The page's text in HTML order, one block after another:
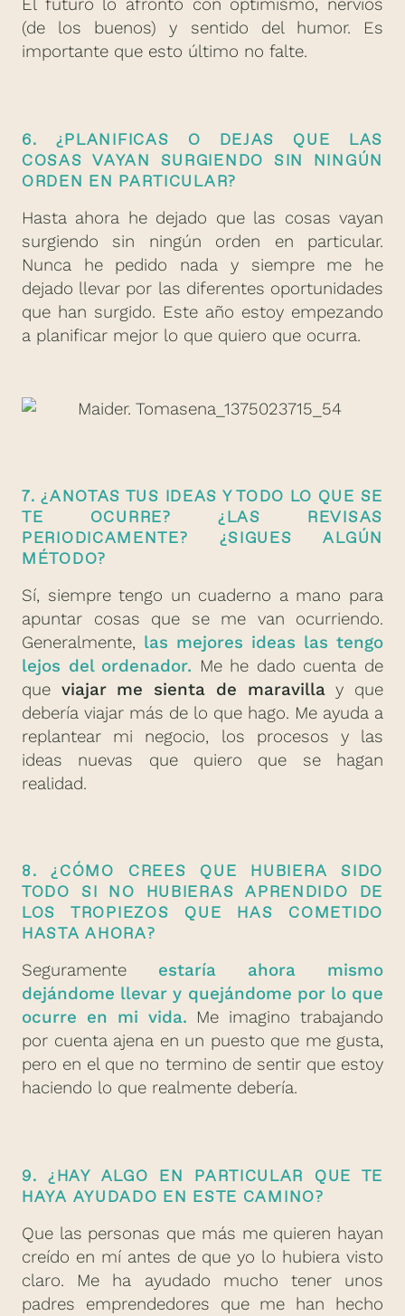
El futuro lo afronto con optimismo, nervios
(de los buenos) y sentido del humor. Es
importante que esto último no falte.
6. ¿PLANIFICAS O DEJAS QUE LAS
COSAS VAYAN SURGIENDO SIN NINGÚN
ORDEN EN PARTICULAR?
Hasta ahora he dejado que las cosas vayan
surgiendo sin ningún orden en particular.
Nunca he pedido nada y siempre me he
dejado llevar por las diferentes oportunidades
que han surgido. Este año estoy empezando
a planificar mejor lo que quiero que ocurra.
7. ¿ANOTAS TUS IDEAS Y TODO LO QUE SE
TE OCURRE? ¿LAS REVISAS
PERIODICAMENTE? ¿SIGUES ALGÚN
MÉTODO?
Sí, siempre tengo un cuaderno a mano para
apuntar cosas que se me van ocurriendo.
Generalmente, las mejores ideas las tengo
lejos del ordenador. Me he dado cuenta de
que viajar me sienta de maravillay que
debería viajar más de lo que hago. Me ayuda a
replantear mi negocio, los procesos y las
ideas nuevas que quiero que se hagan
realidad.
8. ¿CÓMO CREES QUE HUBIERA SIDO
TODO SI NO HUBIERAS APRENDIDO DE
LOS TROPIEZOS QUE HAS COMETIDO
HASTA AHORA?
Seguramente estaría ahora mismo
dejándome llevar y quejándome por lo que
ocurre en mi vida. Me imagino trabajando
por cuenta ajena en un puesto que me gusta,
pero en el que no termino de sentir que estoy
haciendo lo que realmente debería.
9. ¿HAY ALGO EN PARTICULAR QUE TE
HAYA AYUDADO EN ESTE CAMINO?
Que las personas que más me quieren hayan
creído en mí antes de que yo lo hubiera visto
claro. Me ha ayudado mucho tener unos
padres emprendedores que me han hecho